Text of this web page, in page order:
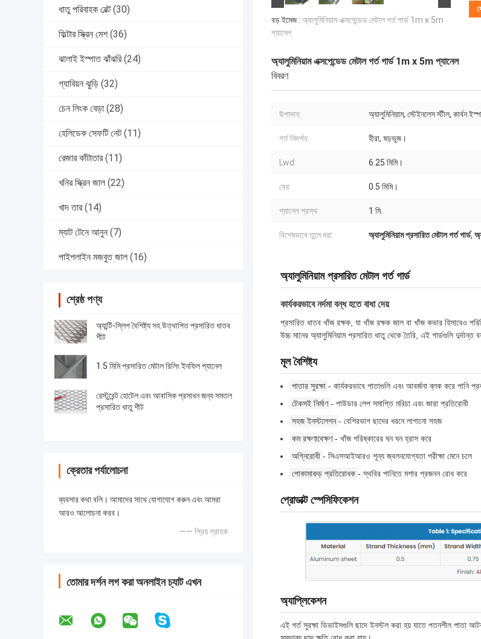
ধাতু পরিবাহক বেল্ট (30)
ফিল্টার স্ক্রিন মেশ (36)
ঝালাই ইস্পাত ঝাঁঝরি (24)
গ্যাবিয়ন ঝুড়ি (32)
চেন লিংক বেড়া (28)
হেলিডেক সেফটি নেট (11)
রেজার কাঁটাতার (11)
খনির স্ক্রিন জাল (22)
খাদ তার (14)
ম্যাট টেনে আনুন (7)
পাইপলাইন মজবুত জাল (16)
শ্রেষ্ঠ পণ্য
অ্যান্টি-স্লিপ বৈশিষ্ট্য সহ উত্থাপিত প্রসারিত ধাতব
শীট
1.5 মিমি প্রসারিত মেটাল রিলিং ইনফিল প্যানেল
রেস্টুরেন্ট হোটেল এবং আবাসিক প্রসাধন জন্য সমতল
প্রসারিত ধাতু শীট
ক্রেতার পর্যালোচনা
ব্যবসার কথা বলি। আমাদের সাথে যোগাযোগ করুন এবং আমরা
আরও আলোচনা করব।
—— প্রিয় গ্রাহক
তোমার দর্শন লগ করা অনলাইন চ্যাট এখন
বড় ইমেজ : অ্যালুমিনিয়াম এক্সপেন্ডেড মেটাল গর্ত গার্ড 1m x 5m
প্যানেল
অ্যালুমিনিয়াম এক্সপেন্ডেড মেটাল গর্ত গার্ড 1m x 5m প্যানেল
বিবরণ
উপাদান: অ্যালুমিনিয়াম, স্টেইনলেস স্টীল, কার্বন
গর্ত নিদর্শন: হীরা, ষড়ভুজ।
Lwd: 6.25 মিমি।
বেধ: 0.5 মিমি।
প্যানেল প্রস্থ: 1 মি.
বিশেষভাবে তুলে ধরা: অ্যালুমিনিয়াম প্রসারিত মেটাল গর্ত গার্ড,
অ্যালুমিনিয়াম প্রসারিত মেটাল গর্ত গার্ড
কার্যকরভাবে নর্দমা বন্ধ হতে বাধা দেয়
প্রসারিত ধাতব খাঁজ রক্ষক, যা খাঁজ রক্ষক জাল বা খাঁজ কভার হিসাবেও
উচ্চ মানের অ্যালুমিনিয়াম প্রসারিত ধাতু থেকে তৈরি, এই গার্ডগুলি
মূল বৈশিষ্ট্য
পাতার সুরক্ষা - কার্যকরভাবে পাতাগুলি এবং আবর্জনা ব্লক করে পানি
টেকসই নির্মাণ - পাউডার লেপ সমাপ্তি মরিচা এবং জারা প্রতিরোধী
সহজ ইনস্টলেশন - বেশিরভাগ ছাদের ধরনে লাগানো সহজ
কম রক্ষণাবেক্ষণ - খাঁজ পরিষ্কারের ঘন ঘন হ্রাস করে
অগ্নিরোধী - সিএসআইআরও শূন্য জ্বলনযোগ্যতা পরীক্ষা মেনে চলে
পোকামাকড় প্রতিরোধক - স্থবির পানিতে মশার প্রজনন রোধ করে
প্রোডাক্ট স্পেসিফিকেশন
অ্যাপ্লিকেশন
এই গর্ত সুরক্ষা ডিভাইসগুলি ছাদে ইনস্টল করা হয় যাতে পতনশীল পাতা